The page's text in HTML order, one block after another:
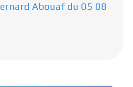
Abouaf du 05 08